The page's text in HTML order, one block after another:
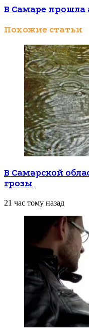
В Самаре прошла
Похожие статьи
В Самарской
грозы
21 час тому назад